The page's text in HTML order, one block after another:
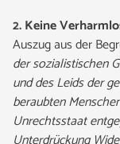
2. Keine
Auszug aus der
der sozialistischen
und des Leids der
beraubten
Unrechtsstaat